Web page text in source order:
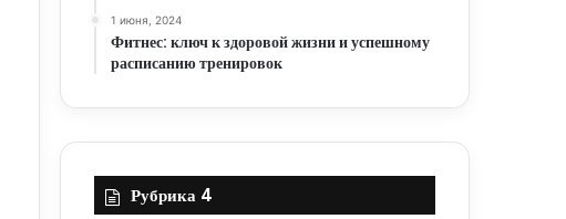
1 июня, 2024
Фитнес: ключ к здоровой жизни и успешному
расписанию тренировок
Рубрика 4